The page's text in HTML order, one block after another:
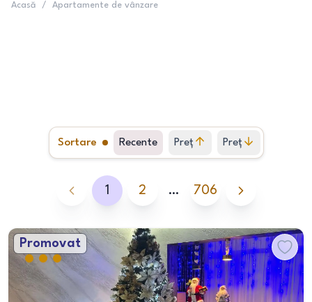
Acasă / Apartamente de vânzare
Sortare Recente Preț
crescător
Preț
descrescător
1 2 … 706
Promovat